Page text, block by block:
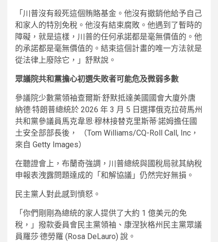
「川普沒有殺死這個賄賂基金。他沒有撤銷他給予自己
和家人的特別免稅。他沒有結束腐敗。他遇到了暫時的
障礙，就是這樣，川普的任何承諾都是毫無價值的。他
的承諾都是毫無價值的。結束這個計畫的唯一方法就是
從法律上廢除它，」舒默說。
眾議院共和黨擔心初選失敗者可能危及微弱多數
參議院少數黨領袖查爾斯·舒默抵達美國國會大廈外唐
納德·特朗普總統於 2026 年 3 月 5 日選擇俄克拉荷馬州
共和黨參議員馬克韋恩·穆林接替克里斯蒂·諾姆擔任國
土安全部部長後，
（Tom Williams/CQ-Roll Call, Inc，
來自 Getty Images）
在聽證會上，布蘭奇強調，川普總統與國稅局就其納稅
申報表洩露問題達成的「和解協議」仍然完好無損。
民主黨人對此感到憤怒。
「你們剛剛為總統的家人提供了大約 1 億美元的免
稅，」撥款委員會民主黨領袖、康涅狄格州民主黨眾議
員羅莎·德勞羅 (Rosa DeLauro) 說。